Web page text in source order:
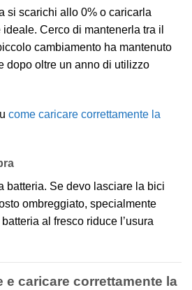
si scarichi allo 0% o caricarla
Cerco di mantenerla tra il
cambiamento ha mantenuto
dopo oltre un anno di utilizzo
come caricare correttamente la
batteria. Se devo lasciare la bici
ombreggiato, specialmente
al fresco riduce l’usura
e caricare correttamente la